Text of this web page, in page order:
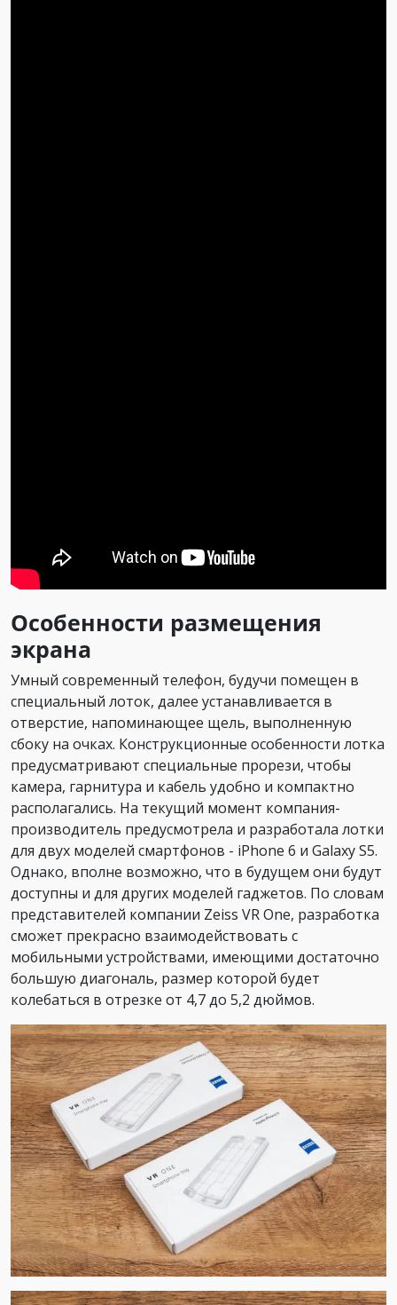
Особенности размещения
экрана
Умный современный телефон, будучи помещен в
специальный лоток, далее устанавливается в
отверстие, напоминающее щель, выполненную
сбоку на очках. Конструкционные особенности лотка
предусматривают специальные прорези, чтобы
камера, гарнитура и кабель удобно и компактно
располагались. На текущий момент компания-
производитель предусмотрела и разработала лотки
для двух моделей смартфонов - iPhone 6 и Galaxy S5.
Однако, вполне возможно, что в будущем они будут
доступны и для других моделей гаджетов. По словам
представителей компании Zeiss VR One, разработка
сможет прекрасно взаимодействовать с
мобильными устройствами, имеющими достаточно
большую диагональ, размер которой будет
колебаться в отрезке от 4,7 до 5,2 дюймов.